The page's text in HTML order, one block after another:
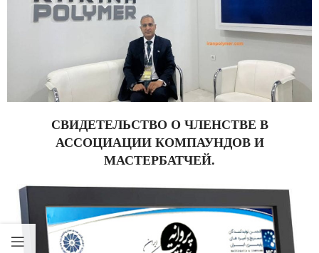
СВИДЕТЕЛЬСТВО О ЧЛЕНСТВЕ В
АССОЦИАЦИИ КОМПАУНДОВ И
МАСТЕРБАТЧЕЙ.